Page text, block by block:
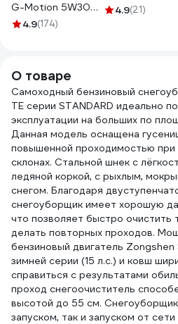
G-Motion 5W30
4Т ARCTIC (1 л)
4.9(174)
4.9(21)
О товаре
Самоходный бензиновый
TE серии STANDARD идеально
эксплуатации на больших по
Данная модель оснащена
повышенной проходимостью при
склонах. Стальной шнек с
ледяной коркой, с рыхлым,
снегом. Благодаря
снегоуборщик имеет хорошую
что позволяет быстро
делать повторных проходов.
бензиновый двигатель Zongshen
зимней серии (15 л.с.) и ковш
справиться с результатами
проход снегоочиститель
высотой до 55 см.
запуском, так и запуском от